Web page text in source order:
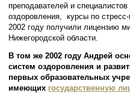
преподавателей и
оздоровления, курсы по
2002 году получили лицензию
Нижегородской области.
В том же 2002 году Андрей
систем оздоровления и
первых образовательных
имеющих государственную